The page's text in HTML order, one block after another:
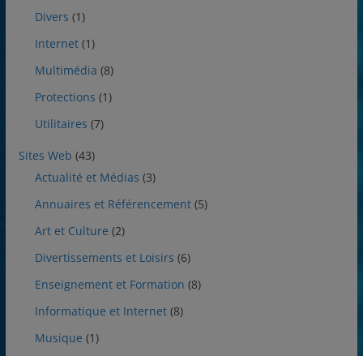
Divers (1)
Internet(1)
Multimédia (8)
Protections (1)
Utilitaires (7)
Sites Web (43)
Actualité et Médias (3)
Annuaires et Référencement(5)
Art et Culture (2)
Divertissements et Loisirs (6)
Enseignement et Formation (8)
Informatique et Internet(8)
Musique (1)